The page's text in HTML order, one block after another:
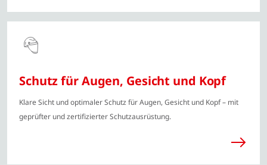
Schutz für Augen, Gesicht und Kopf
Klare Sicht und optimaler Schutz für Augen, Gesicht und Kopf – mit
geprüfter und zertifizierter Schutzausrüstung.